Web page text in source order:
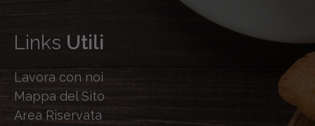
Links Utili
Lavora con noi
Mappa del Sito
Area Riservata